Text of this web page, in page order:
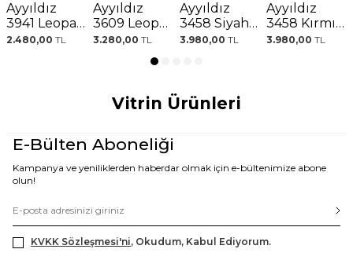
Ayyıldız
3941 Leopar
Saten
2.480,00 TL
Ayyıldız
3609 Leopar
Saten
3.280,00 TL
Ayyıldız
3458 Siyah
Saten
3.980,00 TL
Ayyıldız
3458 Kırmızı
Saten
3.980,00 TL
Vitrin Ürünleri
E-Bülten Aboneliği
Kampanya ve yeniliklerden haberdar olmak için e-bültenimize abone
olun!
KVKK Sözleşmesi'ni, Okudum, Kabul Ediyorum.